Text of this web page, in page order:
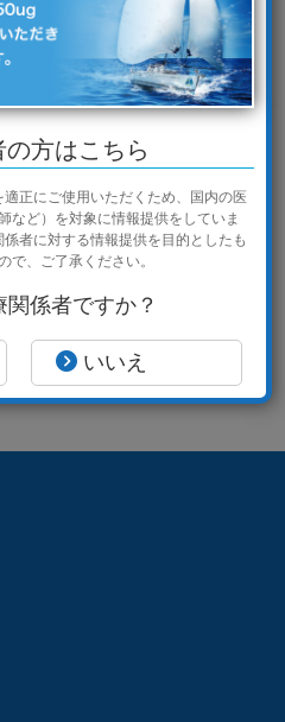
するお問合せ
（土・日・祝日、会社休日を
話を録音させていただいていま
の方はこちら
正にご使用いただくため、
国内の医
など）を対象に情報提供をしていま
者に対する情報提供を目的としたも
で、ご了承ください。
係者ですか？
いいえ